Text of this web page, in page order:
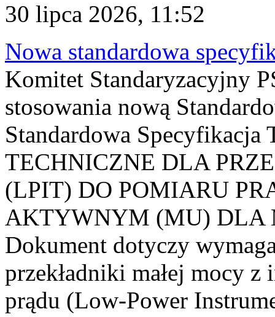
30 lipca 2026, 11:52
Nowa standardowa
Komitet Standaryzacyjny
stosowania nową
Standardowa
TECHNICZNE DLA
(LPIT) DO POMIARU
AKTYWNYM (MU) DLA
Dokument dotyczy
przekładniki małej mocy
prądu (Low-Power